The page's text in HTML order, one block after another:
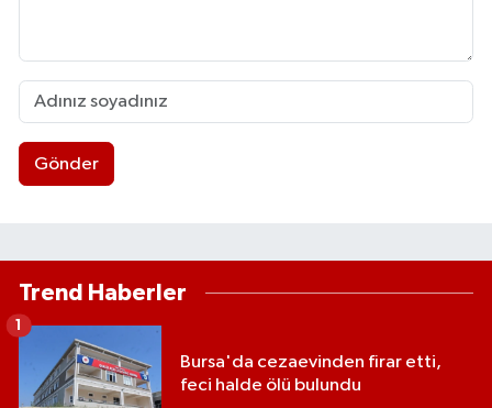
Gönder
Trend Haberler
Bursa'da cezaevinden firar etti,
feci halde ölü bulundu
1